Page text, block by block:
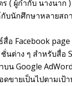
( ผู้กำกับ นางนาก )
บนักศึกษาหลายสถ
อ Facebook page
ต่าง ๆ สำหรับสื่อ
น Google
ดขายเป็นไปตามเป้